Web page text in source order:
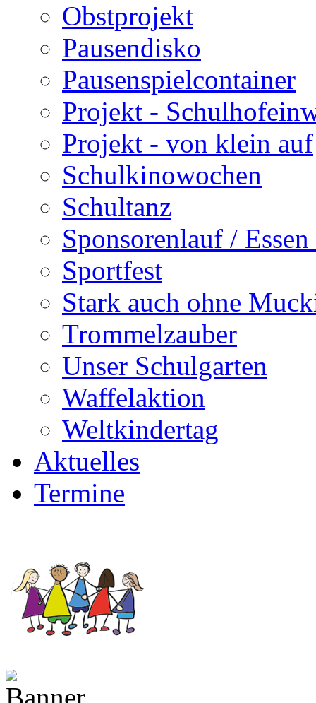
Obstprojekt
Pausendisko
Pausenspielcontainer
Projekt -
Projekt - von klein auf
Schulkinowochen
Schultanz
Sponsorenlauf /
Sportfest
Stark auch ohne
Trommelzauber
Unser Schulgarten
Waffelaktion
Weltkindertag
Aktuelles
Termine